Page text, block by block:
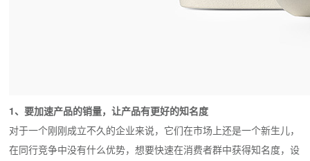
1、要加速产品的销量，让产品有更好的知名度
对于一个刚刚成立不久的企业来说，它们在市场上还是一个新生儿，
在同行竞争中没有什么优势，想要快速在消费者群中获得知名度，设